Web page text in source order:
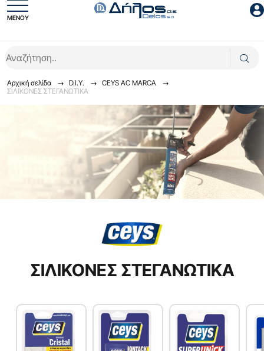
ΜΕΝΟΥ
Είσοδος
Ξέχασες το password;
Αρχική σελίδα D.I.Y.
CEYS AC MARCA
ΣΙΛΙΚΟΝΕΣ ΣΤΕΓΑΝΩΤΙΚΑ
ΣΙΛΙΚΟΝΕΣ ΣΤΕΓΑΝΩΤΙΚΑ